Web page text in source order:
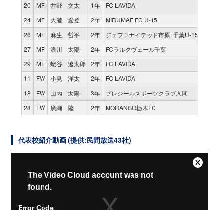
20
MF 井野 文太 1年 FC LAVIDA
24
MF 大瀧 愛登 2年 MIRUMAE FC U-15
26
MF 麻生 哲平 2年 ジェフユナイテッド市原･千葉U-15
27
MF 浪川 太陽 2年 FCラルクヴェール千葉
29
MF 蛯谷 遼太郎 2年 FC LAVIDA
11
FW 小見 洋太 2年 FC LAVIDA
18
FW 山内 太陽 3年 プレジールスポーツクラブ入間
28
FW 廣瀬 陸 2年 MORANGO栃木FC
代表校紹介動画 (提供:民間放送43社)
The Video Cloud account was not
found.
Error Code:
Close